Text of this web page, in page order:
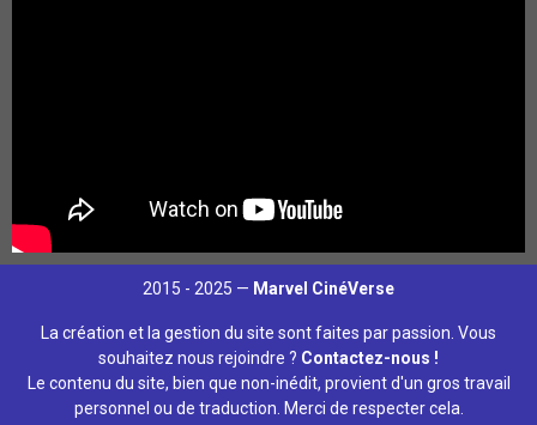
2015 - 2025 — Marvel CinéVerse
La création et la gestion du site sont faites par passion. Vous
souhaitez nous rejoindre ? Contactez-nous !
Le contenu du site, bien que non-inédit, provient d'un gros travail
personnel ou de traduction. Merci de respecter cela.